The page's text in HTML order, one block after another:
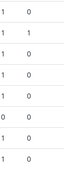
1 0
1 1
1 0
1 0
1 0
0 0
1 0
1 0